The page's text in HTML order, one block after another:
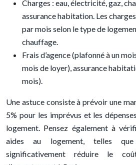
Charges : eau, électricité, gaz,
assurance habitation. Les
par mois selon le type de
chauffage.
Frais d’agence (plafonné à un
mois de loyer), assurance
mois).
Une astuce consiste à prévoir une
5% pour les imprévus et les
logement. Pensez également à
aides au logement, telles
significativement réduire le